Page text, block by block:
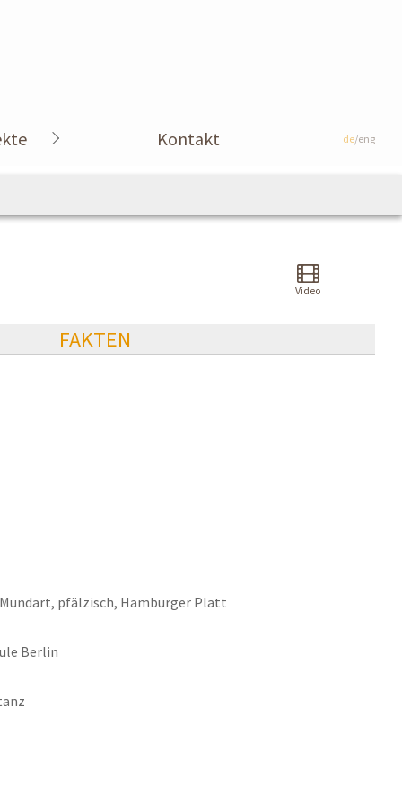
Kontakt de/eng
Video
FAKTEN
pfälzisch, Hamburger Platt
Berlin